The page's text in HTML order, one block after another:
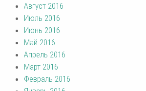
Август 2016
Июль 2016
Июнь 2016
Май 2016
Апрель 2016
Март 2016
Февраль 2016